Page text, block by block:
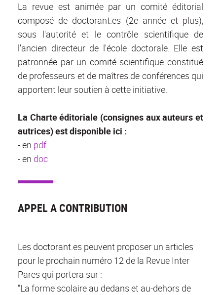
La revue est animée par un comité éditorial
composé de doctorant.es (2e année et plus),
sous l'autorité et le contrôle scientifique de
l'ancien directeur de l'école doctorale. Elle est
patronnée par un comité scientifique constitué
de professeurs et de maîtres de conférences qui
apportent leur soutien à cette initiative.
La Charte éditoriale (consignes aux auteurs et
autrices) est disponible ici :
- en pdf
- en doc
APPEL A CONTRIBUTION
Les doctorant.es peuvent proposer un articles
pour le prochain numéro 12 de la Revue Inter
Pares qui portera sur :
"La forme scolaire au dedans et au-dehors de